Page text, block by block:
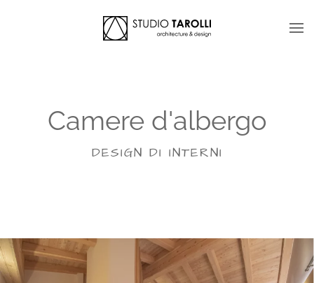
Skip to main content
Camere d'albergo
DESIGN DI INTERNI